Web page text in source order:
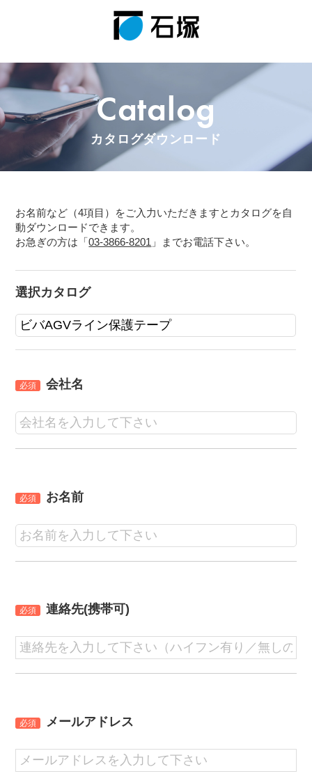
Catalog
カタログダウンロード
お名前など（4項目）をご入力いただきますとカタログを自
動ダウンロードできます。
お急ぎの方は「03-3866-8201 」までお電話下さい。
選択カタログ
必須 会社名
必須 お名前
必須 連絡先(携帯可)
必須 メールアドレス